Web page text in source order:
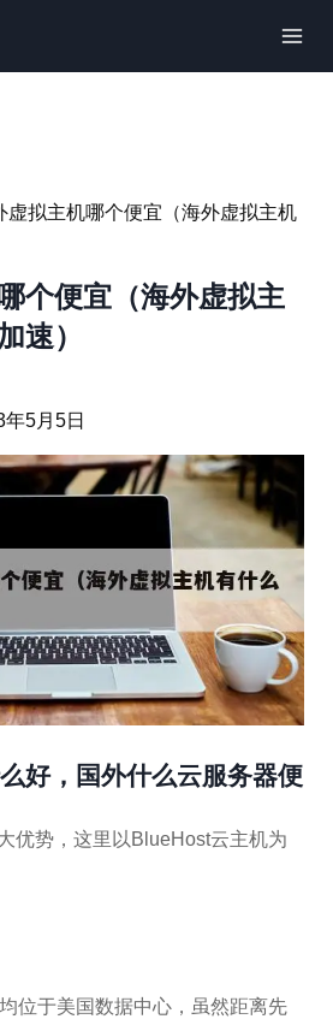
虚拟主机哪个便宜（海外虚拟主机
个便宜（海外虚拟主
速）
年5月5日
好，国外什么云服务器便
优势，这里以BlueHost云主机为
位于美国数据中心，虽然距离先